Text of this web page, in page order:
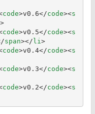
code>v0.6</code><s
>
code>v0.5</code><s
span></ li>
code>v0.4</code><s
code>v0.3</code><s
code>v0.2</code><s